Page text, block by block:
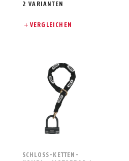
2 VARIANTEN
VERGLEICHEN
SCHLOSS-KETTEN-